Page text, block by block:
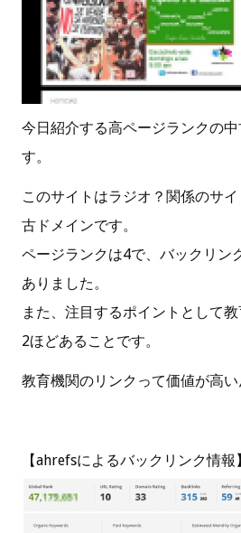
今日紹介する高ページランクの
す。
このサイトはラジオ？関係のサ
古ドメインです。
ページランクは4で、バックリン
ありました。
また、注目するポイントとして
2ほどあることです。
教育機関のリンクって価値が高い
【ahrefsによるバックリンク情報】